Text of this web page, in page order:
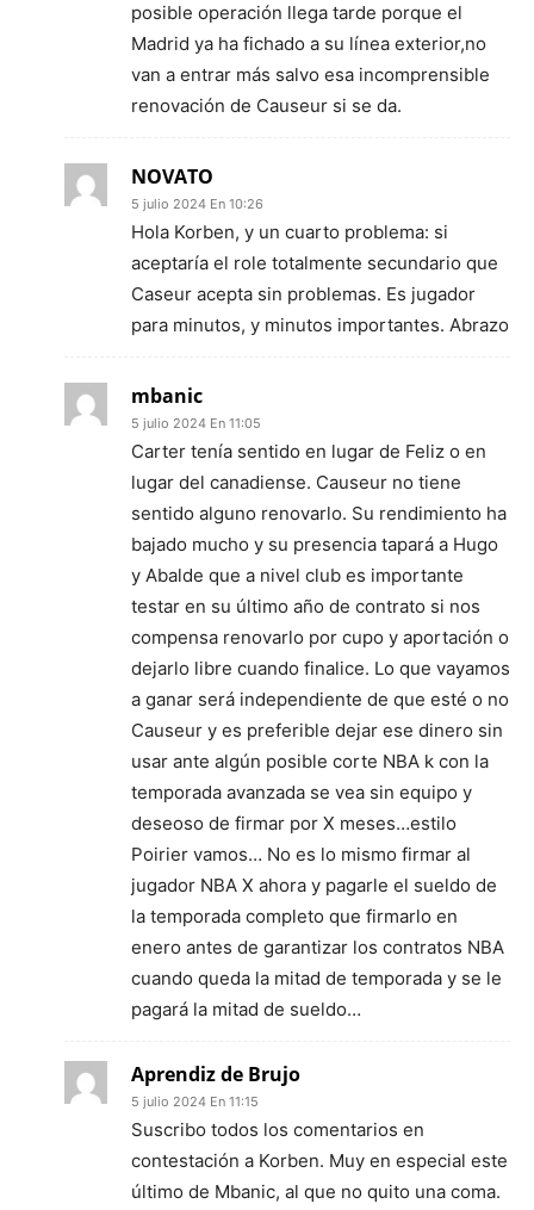
posible operación llega tarde porque el
Madrid ya ha fichado a su línea exterior,no
van a entrar más salvo esa incomprensible
renovación de Causeur si se da.
NOVATO
5 julio 2024 En 10:26
Hola Korben, y un cuarto problema: si
aceptaría el role totalmente secundario que
Caseur acepta sin problemas. Es jugador
para minutos, y minutos importantes. Abrazo
mbanic
5 julio 2024 En 11:05
Carter tenía sentido en lugar de Feliz o en
lugar del canadiense. Causeur no tiene
sentido alguno renovarlo. Su rendimiento ha
bajado mucho y su presencia tapará a Hugo
y Abalde que a nivel club es importante
testar en su último año de contrato si nos
compensa renovarlo por cupo y aportación o
dejarlo libre cuando finalice. Lo que vayamos
a ganar será independiente de que esté o no
Causeur y es preferible dejar ese dinero sin
usar ante algún posible corte NBA k con la
temporada avanzada se vea sin equipo y
deseoso de firmar por X meses…estilo
Poirier vamos… No es lo mismo firmar al
jugador NBA X ahora y pagarle el sueldo de
la temporada completo que firmarlo en
enero antes de garantizar los contratos NBA
cuando queda la mitad de temporada y se le
pagará la mitad de sueldo…
Aprendiz de Brujo
5 julio 2024 En 11:15
Suscribo todos los comentarios en
contestación a Korben. Muy en especial este
último de Mbanic, al que no quito una coma.